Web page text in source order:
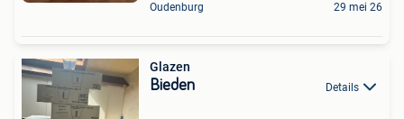
Oudenburg 29 mei 26
Glazen
Bieden Details